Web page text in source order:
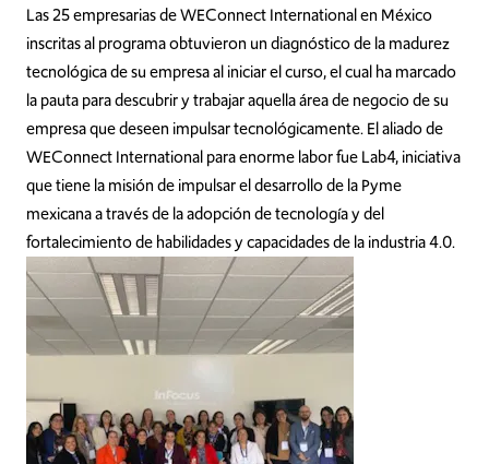
Las 25 empresarias de WEConnect International en México
inscritas al programa obtuvieron un diagnóstico de la madurez
tecnológica de su empresa al iniciar el curso, el cual ha marcado
la pauta para descubrir y trabajar aquella área de negocio de su
empresa que deseen impulsar tecnológicamente. El aliado de
WEConnect International para enorme labor fue Lab4, iniciativa
que tiene la misión de impulsar el desarrollo de la Pyme
mexicana a través de la adopción de tecnología y del
fortalecimiento de habilidades y capacidades de la industria 4.0.